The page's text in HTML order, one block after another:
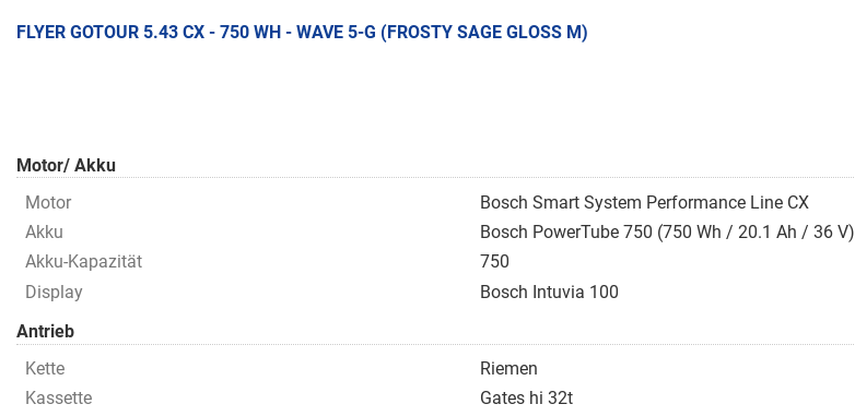
FLYER GOTOUR 5.43 CX - 750 WH - WAVE 5-G (FROSTY SAGE GLOSS M)
Motor/ Akku
Motor
Bosch Smart System Performance Line CX
Akku
Bosch PowerTube 750 (750 Wh / 20.1 Ah / 36 V)
Akku-Kapazität
750
Display
Bosch Intuvia 100
Antrieb
Kette
Riemen
Kassette
Gates hi 32t